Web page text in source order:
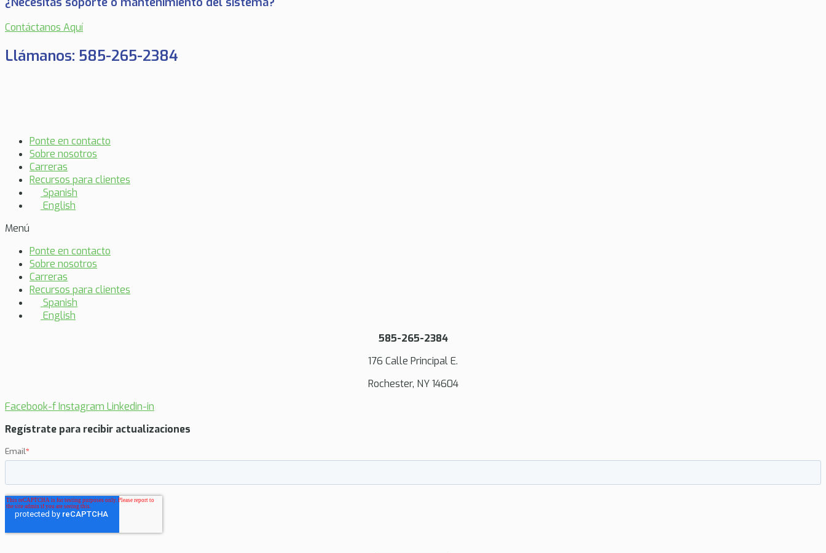
Contáctanos Aquí
Llámanos: 585-265-2384
Ponte en contacto
Sobre nosotros
Carreras
Recursos para clientes
Spanish
English
Menú
Ponte en contacto
Sobre nosotros
Carreras
Recursos para clientes
Spanish
English
585-265-2384
176 Calle Principal E.
Rochester, NY 14604
Facebook-fInstagram Linkedin-in
Regístrate para recibir actualizaciones